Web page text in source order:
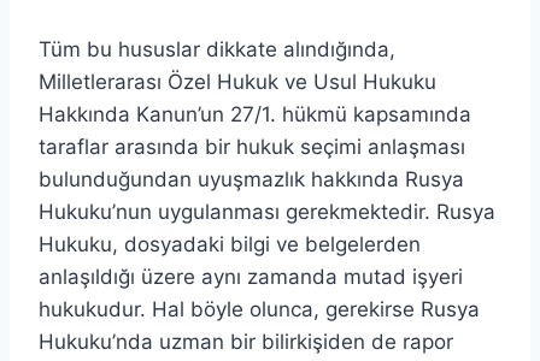
Tüm bu hususlar dikkate alındığında,
Milletlerarası Özel Hukuk ve Usul Hukuku
Hakkında Kanun’un 27/1. hükmü kapsamında
taraflar arasında bir hukuk seçimi anlaşması
bulunduğundan uyuşmazlık hakkında Rusya
Hukuku’nun uygulanması gerekmektedir. Rusya
Hukuku, dosyadaki bilgi ve belgelerden
anlaşıldığı üzere aynı zamanda mutad işyeri
hukukudur. Hal böyle olunca, gerekirse Rusya
Hukuku’nda uzman bir bilirkişiden de rapor